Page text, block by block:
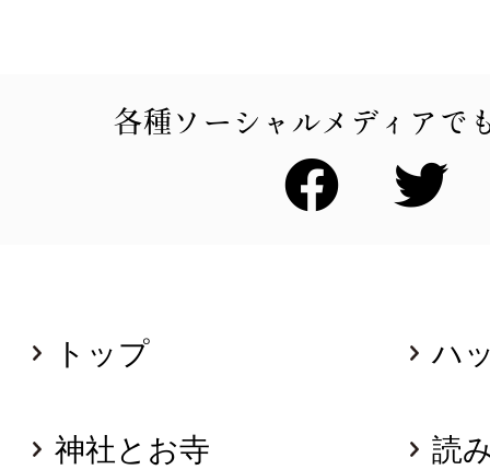
各種ソーシャルメディアで
トップ ハ
神社とお寺 読